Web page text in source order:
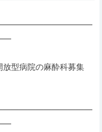
型病院の麻酔科募集